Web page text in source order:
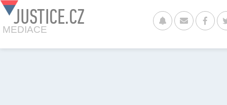
JUSTICE.CZ
MEDIACE